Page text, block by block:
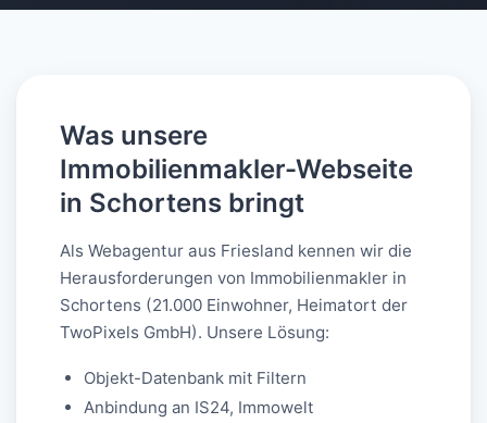
Was unsere
Immobilienmakler-Webseite
in Schortens bringt
Als Webagentur aus Friesland kennen wir die
Herausforderungen von Immobilienmakler in
Schortens (21.000 Einwohner, Heimatort der
TwoPixels GmbH). Unsere Lösung:
Objekt-Datenbank mit Filtern
Anbindung an IS24, Immowelt